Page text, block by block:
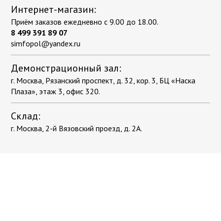
Распродажа
Фальшпол
Цветной напольный плинтус
Эксплуатируемая кровля
ПВХ плитка самоклеющаяся для стен
под камень
Плетёный винил
разноцветный
Коричневый
Красный
Однотонный
Разноцветный
С рисунком
Серый
Синий
Тёмно-серый
Фиолетовый
Компостеры садовые
Поленницы в коробке
Тачки, тележки, сеялки
Теплицы
Уличная мебель
Гамаки
Диваны для сада и дачи
Комплекты мебели
Интернет-магазин:
Приём заказов ежедневно с 9.00 до 18.00.
8 499 391 89 07
simfopol@yandex.ru
Демонстрационный зал:
г. Москва, Рязанский проспект, д. 32, кор. 3, БЦ «Наска
Плаза», этаж 3, офис 320.
Склад:
г. Москва, 2-й Вязовский проезд, д. 2А.